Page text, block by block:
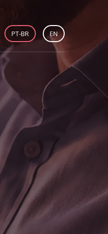
PT-BR EN